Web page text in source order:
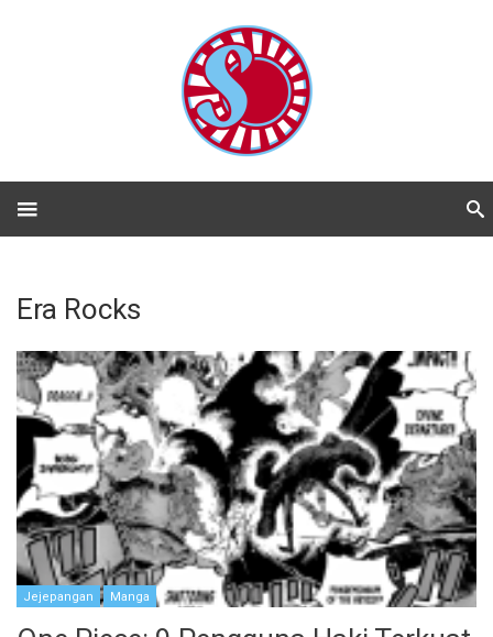
Era Rocks
Jejepangan Manga